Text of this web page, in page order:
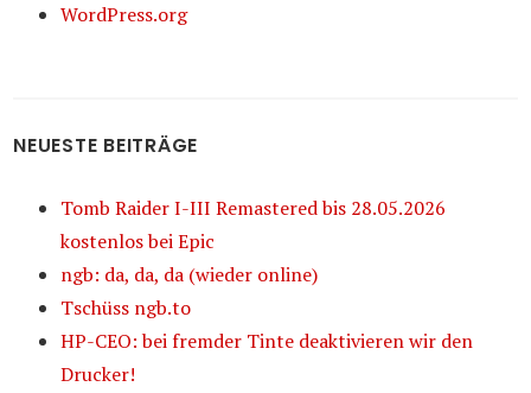
WordPress.org
NEUESTE BEITRÄGE
Tomb Raider I-III Remastered bis 28.05.2026
kostenlos bei Epic
ngb: da, da, da (wieder online)
Tschüss ngb.to
HP-CEO: bei fremder Tinte deaktivieren wir den
Drucker!